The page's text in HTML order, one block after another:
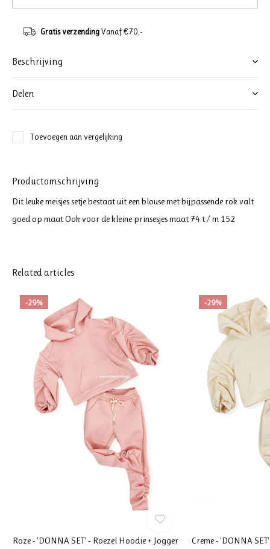
Gratis verzendingVanaf €70,-
Beschrijving
Delen
Toevoegen aan vergelijking
Productomschrijving
Dit leuke meisjes setje bestaat uit een blouse met bijpassende rok valt
goed op maat Ook voor de kleine prinsesjes maat 74 t / m 152
Related articles
-29%
Roze - 'DONNA SET' - Roezel Hoodie + Jogger
-29%
Creme - 'DONNA